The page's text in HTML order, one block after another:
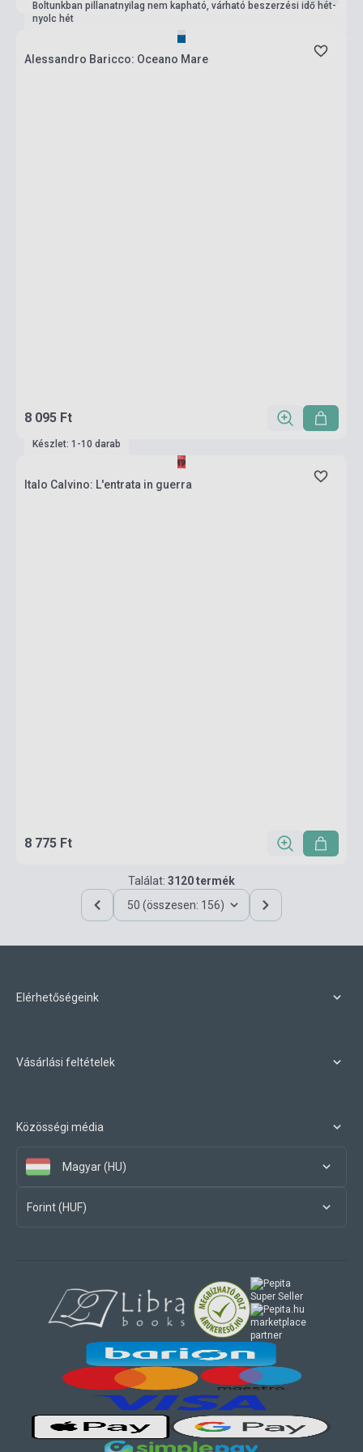
Boltunkban pillanatnyilag nem kapható, várható beszerzési idő hét-
nyolc hét
Alessandro Baricco: Oceano Mare
8 095 Ft
Készlet: 1-10 darab
Italo Calvino: L'entrata in guerra
8 775 Ft
Találat: 3120 termék
50 (összesen: 156)
Elérhetőségeink
Vásárlási feltételek
Közösségi média
Magyar (HU)
Forint (HUF)
marketplace
partner